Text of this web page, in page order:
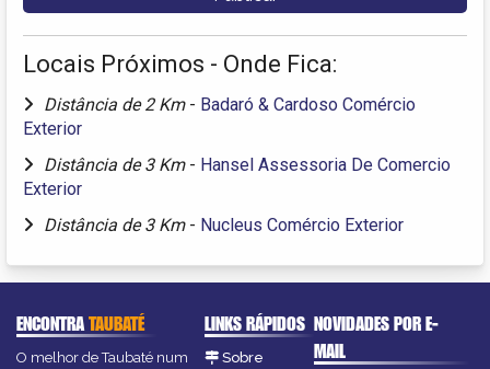
Locais Próximos - Onde Fica:
Distância de 2 Km - Badaró & Cardoso Comércio
Exterior
Distância de 3 Km - Hansel Assessoria De Comercio
Exterior
Distância de 3 Km - Nucleus Comércio Exterior
ENCONTRATAUBATÉ
O melhor de Taubaté num
LINKS RÁPIDOS
Sobre
NOVIDADES POR E-
MAIL